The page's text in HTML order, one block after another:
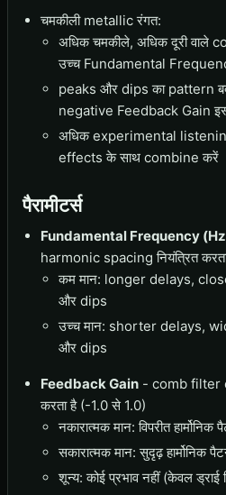
चमकीली metallic रंगत:
अधिक चमकीले, अधिक दूरी वाले
उच्च Fundamental
peaks और dips का pattern
negative Feedback Gain
अधिक experimental
effects के साथ combine करें
पैरामीटर्स
Fundamental Frequency
harmonic spacing नियंत्रित
कम मान: longer delays,
और dips
उच्च मान: shorter delays,
और dips
Feedback Gain - comb filter
करता है (-1.0 से 1.0)
नकारात्मक मान: विपरीत हार्मोनिक
सकारात्मक मान: सुदृढ़ हार्मोनिक
शून्य: कोई प्रभाव नहीं (केवल ड्राई